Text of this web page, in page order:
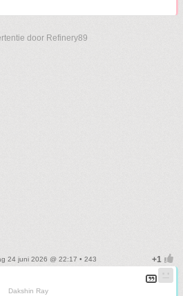
door Refinery89
24 juni 2026 @ 22:17 • 243
Dakshin Ray